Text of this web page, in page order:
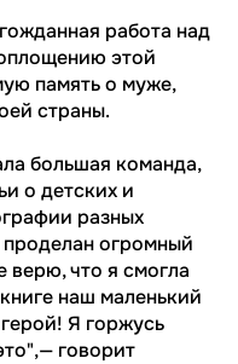
работа над
этой
память о муже,
страны.
большая команда,
о детских и
разных
огромный
верю, что я смогла
наш маленький
Я горжусь
говорит